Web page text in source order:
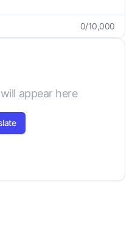
0/10,000
appear here